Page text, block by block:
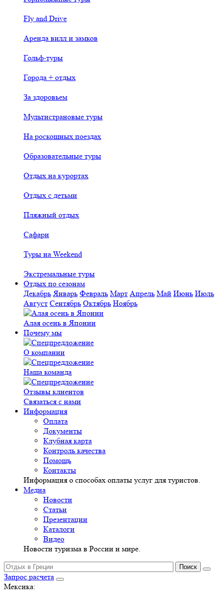
Fly and Drive
Аренда вилл и замков
Гольф-туры
Города + отдых
За здоровьем
Мультистрановые туры
На роскошных поездах
Образовательные туры
Отдых на курортах
Отдых с детьми
Пляжный отдых
Сафари
Туры на Weekend
Экстремальные туры
Отдых по сезонам
Декабрь Январь Февраль Март Апрель Май Июнь Июль
Август Сентябрь Октябрь Ноябрь
Алая осень в Японии
Почему мы
О компании
Наша команда
Отзывы клиентов
Связаться с нами
Информация
Оплата
Документы
Клубная карта
Контроль качества
Помощь
Контакты
Информация о способах оплаты услуг для туристов.
Медиа
Новости
Статьи
Презентации
Каталоги
Видео
Новости туризма в России и мире.
Запрос расчета
Мексика: